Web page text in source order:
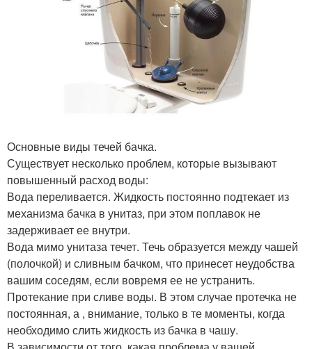
Основные виды течей бачка.
Существует несколько проблем, которые вызывают
повышенный расход воды:
Вода переливается. Жидкость постоянно подтекает из
механизма бачка в унитаз, при этом поплавок не
задерживает ее внутри.
Вода мимо унитаза течет. Течь образуется между чашей
(полочкой) и сливным бачком, что принесет неудобства
вашим соседям, если вовремя ее не устранить.
Протекание при сливе воды. В этом случае протечка не
постоянная, а , внимание, только в те моменты, когда
необходимо слить жидкость из бачка в чашу.